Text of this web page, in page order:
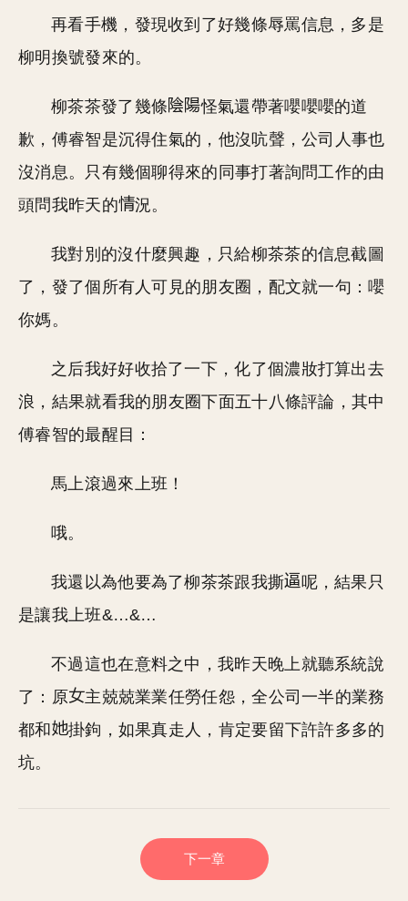
再看手機，發現收到了好幾條辱罵信息，多是
柳明換號發來的。
柳茶茶發了幾條
怪氣還帶著嚶嚶嚶的道
歉，傅睿智是沉得住氣的，他沒吭聲，公司人事也
沒消息。只有幾個聊得來的同事打著詢問工作的由
頭問我昨天的
況。
我對別的沒什麼興趣，只給柳茶茶的信息截圖
了，發了個所有人可見的朋友圈，配文就一句：嚶
你媽。
之后我好好收拾了一下，化了個濃妝打算出去
浪，結果就看我的朋友圈下面五十八條評論，其中
傅睿智的最醒目：
馬上滾過來上班！
哦。
我還以為他要為了柳茶茶跟我撕
呢，結果只
是讓我上班&…&…
不過這也在意料之中，我昨天晚上就聽系統說
了：原
主兢兢業業任勞任怨，全公司一半的業務
都和
掛鉤，如果真走人，肯定要留下許許多多的
坑。
下一章